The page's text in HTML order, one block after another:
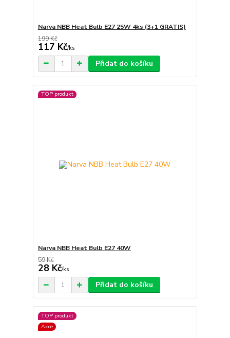
Narva NBB Heat Bulb E27 25W 4ks (3+1 GRATIS)
199 Kč
117 Kč/ks
Přidat do košíku
TOP produkt
Narva NBB Heat Bulb E27 40W
59 Kč
28 Kč/ks
Přidat do košíku
TOP produkt
Akce